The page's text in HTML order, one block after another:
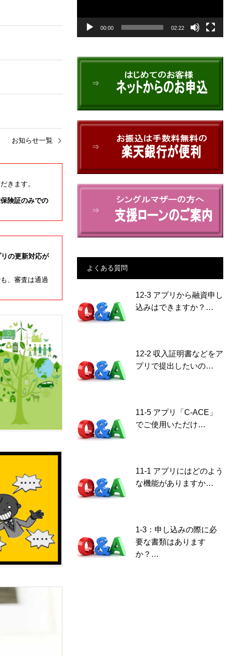
お知らせ一覧
きます。
険証のみでの
の更新対応が
、審査は通過
00:00 02:22
⇒
⇒
⇒
よくある質問
12-3 アプリから融資申し
込みはできますか？…
12-2 収入証明書などをア
プリで提出したいの…
11-5 アプリ「C-ACE」
でご使用いただけ…
11-1 アプリにはどのよう
な機能がありますか…
1-3：申し込みの際に必
要な書類はあります
か？…